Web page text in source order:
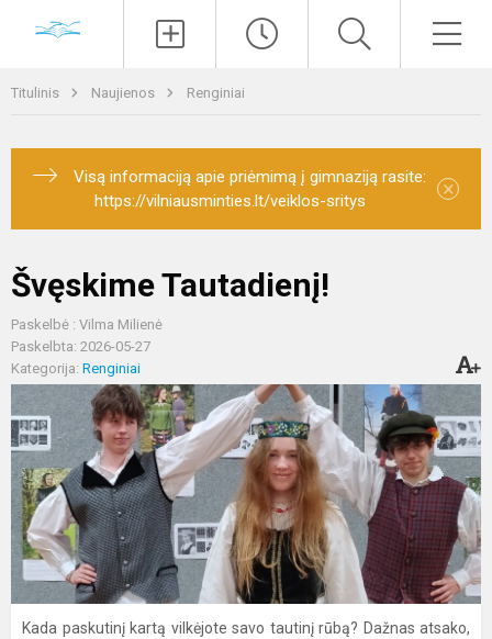
Titulinis Naujienos Renginiai
Visą informaciją apie priėmimą į gimnaziją rasite:
https://vilniausminties.lt/veiklos-sritys
×
Švęskime Tautadienį!
Paskelbė : Vilma Milienė
Paskelbta: 2026-05-27
Kategorija: Renginiai
Kada paskutinį kartą vilkėjote savo tautinį rūbą? Dažnas atsako,